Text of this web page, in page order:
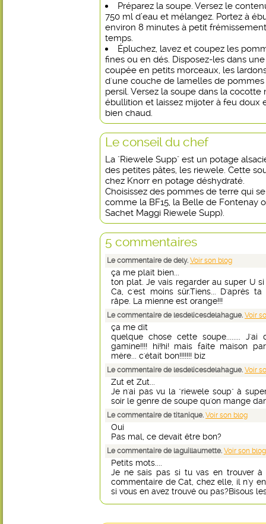
Préparez la soupe. Versez le
750 ml d’eau et mélangez. Portez à
environ 8 minutes à petit
temps.
Épluchez, lavez et coupez les
fines ou en dés. Disposez-les dans
coupée en petits morceaux, les
d'une couche de lamelles de
persil. Versez la soupe dans la cocotte
ébullition et laissez mijoter à feu doux
bien chaud.
Le conseil du chef
La "Riewele Supp" est un potage
des petites pâtes, les riewele. Cette
chez Knorr en potage déshydraté.
Choisissez des pommes de terre qui
comme la BF15, la Belle de Fontenay
Sachet Maggi Riewele Supp).
5 commentaires
Le commentaire de dely. Voir son blog
ça me plait bien...
ton plat. Je vais regarder au super U
Ca, c'est moins sûr.Tiens... D'après
râpe. La mienne est orange!!!
Le commentaire de lesdelicesdelahague. Voir
ça me dit
quelque chose cette soupe........
gamine!!!! hi!hi! mais faite maison
mère... c'était bon!!!!!!! biz
Le commentaire de lesdelicesdelahague. Voir
Zut et Zut...
Je n'ai pas vu la "riewele soup" à
soir le genre de soupe qu'on mange
Le commentaire de titanique. Voir son blog
Oui
Pas mal, ce devait être bon?
Le commentaire de laguillaumette. Voir son blog
Petits mots....
Je ne sais pas si tu vas en trouver à
commentaire de Cat, chez elle, il n'y
si vous en avez trouvé ou pas?Bisous